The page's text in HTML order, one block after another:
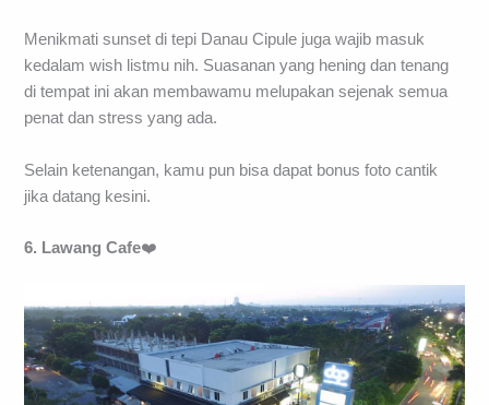
Menikmati sunset di tepi Danau Cipule juga wajib masuk
kedalam wish listmu nih. Suasanan yang hening dan tenang
di tempat ini akan membawamu melupakan sejenak semua
penat dan stress yang ada.
Selain ketenangan, kamu pun bisa dapat bonus foto cantik
jika datang kesini.
6. Lawang Cafe❤️